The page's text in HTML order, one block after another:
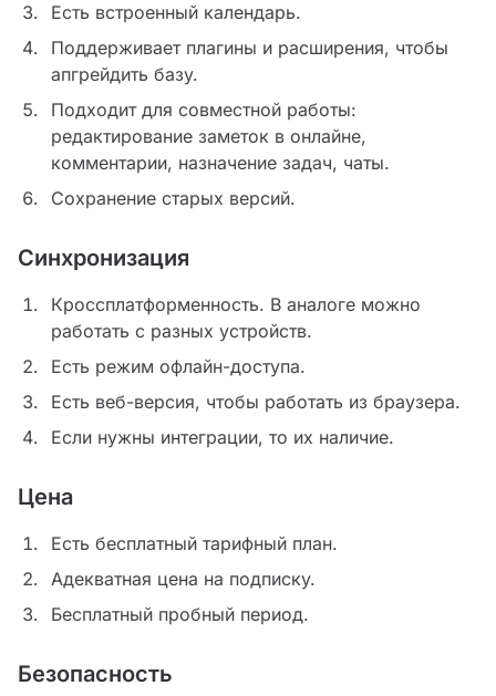
Есть встроенный календарь.
Поддерживает плагины и расширения, чтобы
апгрейдить базу.
Подходит для совместной работы:
редактирование заметок в онлайне,
комментарии, назначение задач, чаты.
Сохранение старых версий.
Синхронизация
Кроссплатформенность. В аналоге можно
работать с разных устройств.
Есть режим офлайн-доступа.
Есть веб-версия, чтобы работать из браузера.
Если нужны интеграции, то их наличие.
Цена
Есть бесплатный тарифный план.
Адекватная цена на подписку.
Бесплатный пробный период.
Безопасность